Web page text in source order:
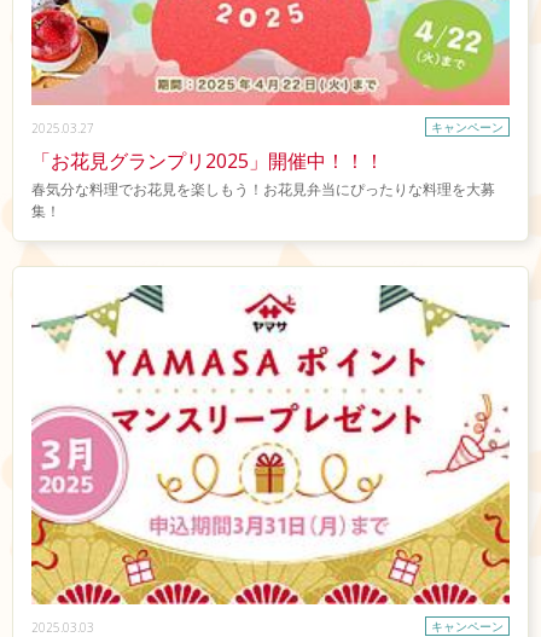
2025.03.27 キャンペーン
「お花見グランプリ2025」開催中！！！
春気分な料理でお花見を楽しもう！お花見弁当にぴったりな料理を大募
集！
2025.03.03 キャンペーン